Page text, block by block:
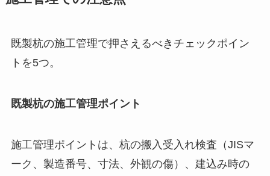
既製杭の施工管理で押さえるべきチェックポイン
トを5つ。
既製杭の施工管理ポイント
施工管理ポイントは、杭の搬入受入れ検査（JISマ
ーク、製造番号、寸法、外観の傷）、建込み時の